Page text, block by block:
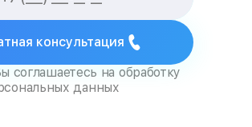
консультация
соглашаетесь на обработку
данных